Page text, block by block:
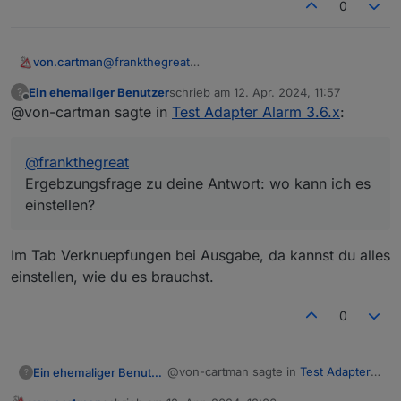
0
von.cartman@frankthegreat
es einstellen?
? Ein ehemaliger Benutzerschrieb am 12. Apr. 2024, 11:57
zuletzt editiert von
@von-cartman sagte in Test Adapter Alarm 3.6.x:
@frankthegreat
Ergebzungsfrage zu deine Antwort: wo kann ich es
einstellen?
Im Tab Verknuepfungen bei Ausgabe, da kannst du alles
einstellen, wie du es brauchst.
0
? Ein ehemaliger Benutzer @von-cartman sagte in Test Adapter